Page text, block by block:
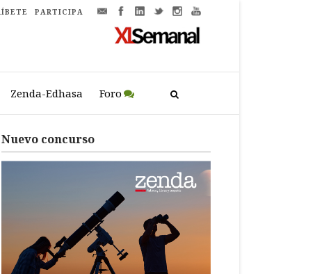
PARTICIPA
Zenda-Edhasa Foro
Nuevo concurso